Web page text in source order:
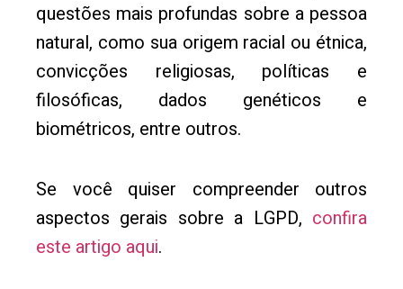
questões mais profundas sobre a pessoa
natural, como sua origem racial ou étnica,
convicções religiosas, políticas e
filosóficas, dados genéticos e
biométricos, entre outros.
Se você quiser compreender outros
aspectos gerais sobre a LGPD, confira
este artigo aqui.